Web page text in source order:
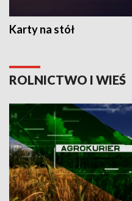
Karty na stół
ROLNICTWO I WIEŚ